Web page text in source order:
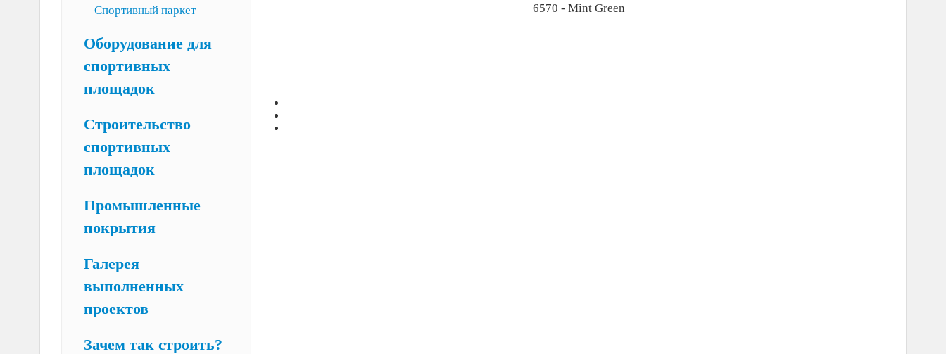
Спортивный паркет
Оборудование для
спортивных
площадок
Строительство
спортивных
площадок
Промышленные
покрытия
Галерея
выполненных
проектов
Зачем так строить?
6570 - Mint Green